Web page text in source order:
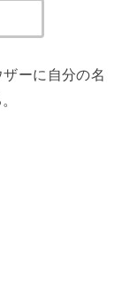
ーに自分の名